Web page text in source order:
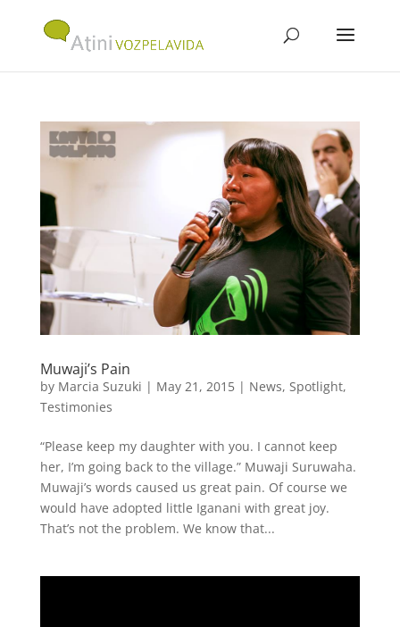
Muwaji’s Pain
by Marcia Suzuki | May 21, 2015| News, Spotlight,
Testimonies
“Please keep my daughter with you. I cannot keep
her, I’m going back to the village.” Muwaji Suruwaha.
Muwaji’s words caused us great pain. Of course we
would have adopted little Iganani with great joy.
That’s not the problem. We know that...